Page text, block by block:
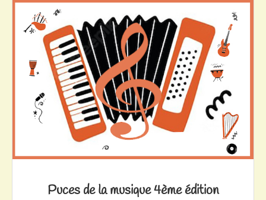
Puces de la musique 4ème édition